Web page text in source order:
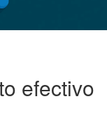
efectivo